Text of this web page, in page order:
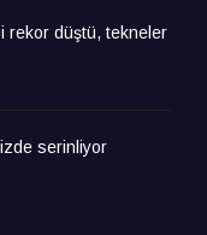
rekor düştü, tekneler
serinliyor